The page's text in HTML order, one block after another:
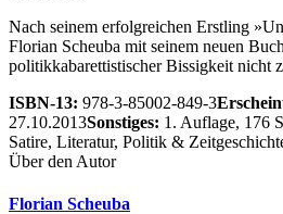
Nach seinem erfolgreichen Erstling
Florian Scheuba mit seinem neuen
politikkabarettistischer Bissigkeit nicht
ISBN-13: 978-3-85002-849-3
27.10.2013Sonstiges: 1. Auflage, 176
Satire, Literatur, Politik &
Über den Autor
Florian Scheuba